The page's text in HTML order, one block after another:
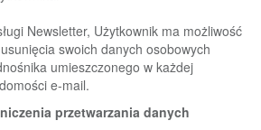
Newsletter, Użytkownik ma możliwość
swoich danych osobowych
umieszczonego w każdej
e-mail.
przetwarzania danych